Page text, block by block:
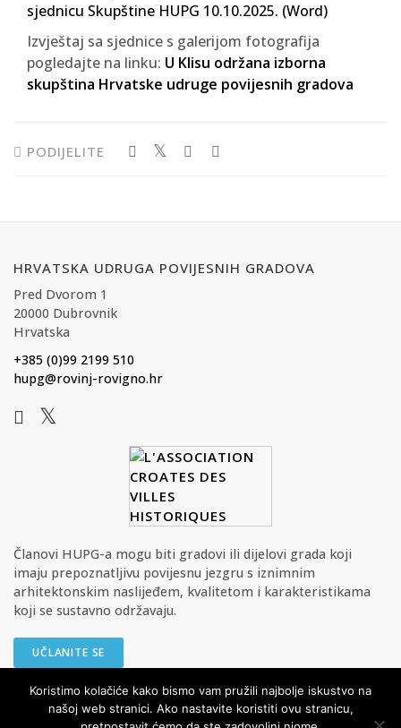
sjednicu Skupštine HUPG 10.10.2025. (Word)
Izvještaj sa sjednice s galerijom fotografija
pogledajte na linku: U Klisu održana izborna
skupština Hrvatske udruge povijesnih gradova
PODIJELITE
HRVATSKA UDRUGA POVIJESNIH GRADOVA
Pred Dvorom 1
20000 Dubrovnik
Hrvatska
+385 (0)99 2199 510
hupg@rovinj-rovigno.hr
Članovi HUPG-a mogu biti gradovi ili dijelovi grada koji
imaju prepoznatljivu povijesnu jezgru s iznimnim
arhitektonskim naslijeđem, kvalitetom i karakteristikama
koji se sustavno održavaju.
UČLANITE SE
© HUPG - Hrvatska udruga povijesnih gradova Sva prava pridržana
Koristimo kolačiće kako bismo vam pružili najbolje iskustvo na
našoj web stranici. Ako nastavite koristiti ovu stranicu,